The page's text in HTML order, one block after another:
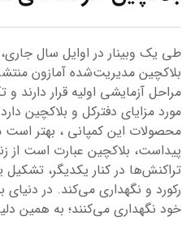
طی یک وبینار در اوایل سال جاری،
بلاکچین مدیریت‌شده‌ آمازون
مراحل آزمایشی اولیه قرار دارند
مورد مزایای دفترکل و بلاکچین
محصولات این کمپانی ، بهتر است
پیداست، بلاکچین عبارت است از
تراکنش‌ها در کنار یکدیگر،
رکورد و نگهداری می‌کند. در
خود نگهداری می‌کنند؛ به همین